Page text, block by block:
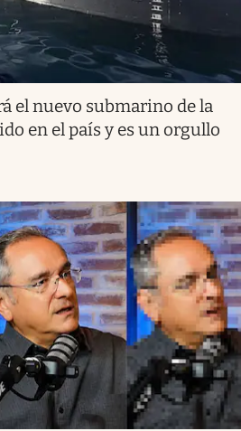
el nuevo submarino de la
en el país y es un orgullo